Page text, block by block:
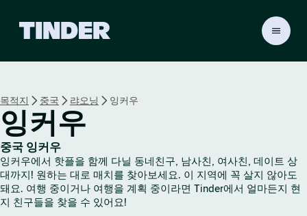
r
목적지 중국 랴오닝 잉커우
잉커우
중국 잉커우
잉커우에서 핫플을 함께 다닐 동네친구, 남사친, 여사친, 데이트 상
대까지! 원하는 대로 매치를 찾아보세요. 이 지역에 꼭 살지 않아도
돼요. 여행 중이거나 여행을 계획 중이라면 Tinder에서 얼마든지 현
지 친구들을 찾을 수 있어요!